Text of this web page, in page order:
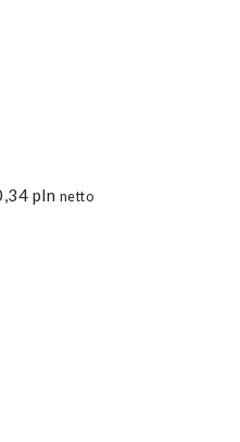
pln netto